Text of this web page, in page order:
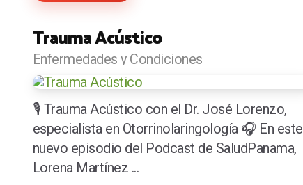
Trauma Acústico
Enfermedades y Condiciones
🎙️ Trauma Acústico con el Dr. José Lorenzo,
especialista en Otorrinolaringología 🎧 En este
nuevo episodio del Podcast de SaludPanama,
Lorena Martínez ...